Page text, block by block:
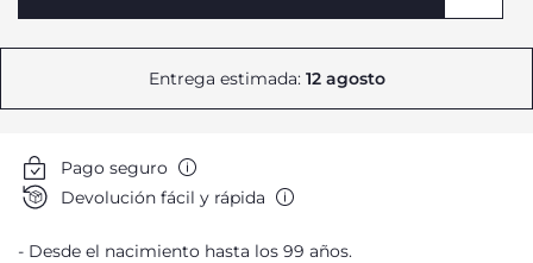
Entrega estimada: 12 agosto
Pago seguro
Devolución fácil y rápida
Desde el nacimiento hasta los 99 años.